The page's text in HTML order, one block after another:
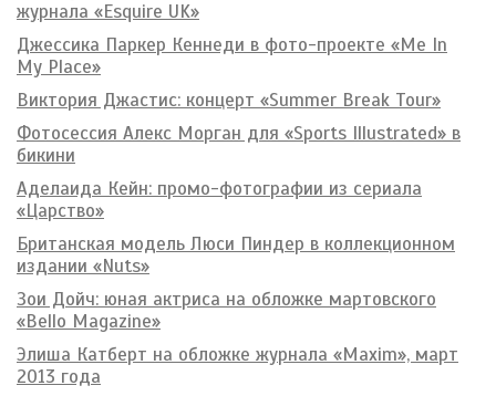
журнала «Esquire UK»
Джессика Паркер Кеннеди в фото-проекте «Me In
My Place»
Виктория Джастис: концерт «Summer Break Tour»
Фотосессия Алекс Морган для «Sports Illustrated» в
бикини
Аделаида Кейн: промо-фотографии из сериала
«Царство»
Британская модель Люси Пиндер в коллекционном
издании «Nuts»
Зои Дойч: юная актриса на обложке мартовского
«Bello Magazine»
Элиша Катберт на обложке журнала «Maxim», март
2013 года